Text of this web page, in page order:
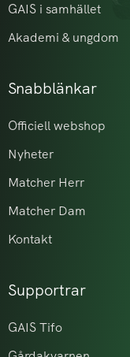
GAIS i samhället
Akademi & ungdom
Snabblänkar
Officiell webshop
Nyheter
Matcher Herr
Matcher Dam
Kontakt
Supportrar
GAIS Tifo